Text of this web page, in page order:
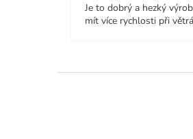
Je to dobrý a hezký
mít více rychlosti při